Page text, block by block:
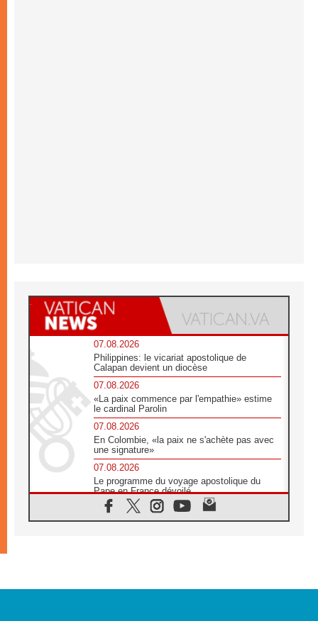
07.08.2026
Philippines: le vicariat apostolique de
Calapan devient un diocèse
07.08.2026
«La paix commence par l'empathie» estime
le cardinal Parolin
07.08.2026
En Colombie, «la paix ne s'achète pas avec
une signature»
07.08.2026
Le programme du voyage apostolique du
Pape en France dévoilé
07.08.2026
1ère Conférence continentale sur l'éducation
07.08.2026